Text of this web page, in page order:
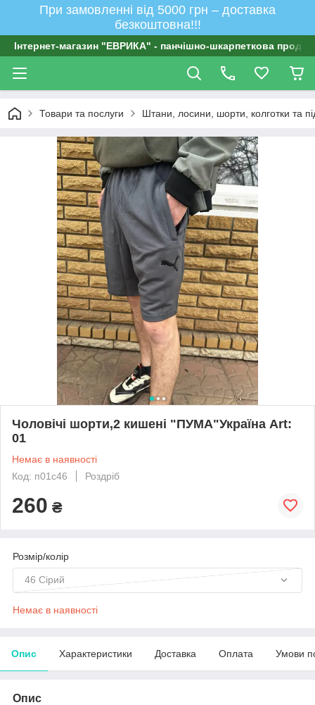
При замовленні від 5000 грн – доставка
безкоштовна!!!
Інтернет-магазин "ЕВРИКА" - панчішно-шкарпеткова
Товари та послуги Штани, лосини, шорти, колготки та
Чоловічі шорти,2 кишені "ПУМА"Україна Art:
01
Немає в наявності
Код: п01с46
Роздріб
260 ₴
Розмір/колір
46 Сірий
Немає в наявності
Опис Характеристики Доставка Оплата Умови
Опис